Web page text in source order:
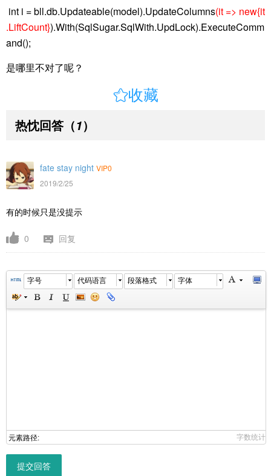
int i = bll.db.Updateable(model).UpdateColumns(it => new{it
.LiftCount}).With(SqlSugar.SqlWith.UpdLock).ExecuteComm
and();
是哪里不对了呢？
收藏
热忱回答 （1）
fate stay night VIP0
2019/2/25
有的时候只是没提示
0 回复
字号 代码语言 段落格式 字体
元素路径: 字数统计
提交回答